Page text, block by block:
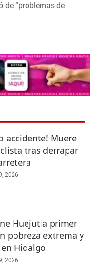
de “problemas de
accidente! Muere
tras derrapar
2026
Huejutla primer
pobreza extrema y
Hidalgo
2026